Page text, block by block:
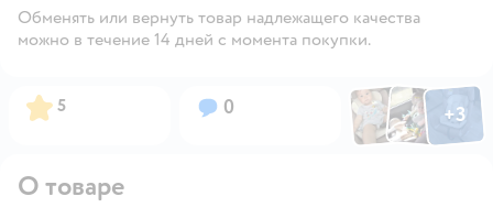
Обменять или вернуть товар надлежащего качества
можно в течение 14 дней с момента покупки.
Рейтинг:
5 Вопросов:
0 ФотоФотоФото
+3
Открыть
О товаре